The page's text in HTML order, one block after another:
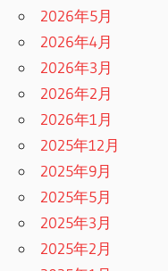
2026年5月
2026年4月
2026年3月
2026年2月
2026年1月
2025年12月
2025年9月
2025年5月
2025年3月
2025年2月